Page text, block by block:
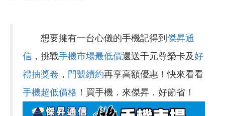
想要擁有一台心儀的手機記得到 傑昇通
信 ，挑戰手機市場最低價還送千元尊榮卡及好
禮抽獎卷 ， 門號續約再享高額優惠！快來看看
手機超低價格 ！買手機．來傑昇．好節省！